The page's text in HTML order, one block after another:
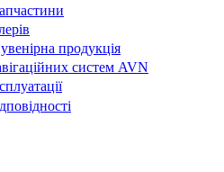
продукція
систем AVN